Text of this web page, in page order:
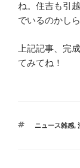
ね。住吉も引
でいるのかしら
上記記事、完
てみてね！
タ
ニュース雑感,